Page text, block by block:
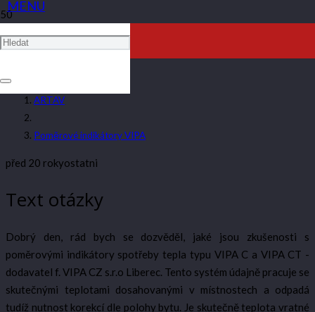
POMĚROVÉ INDIKÁTORY
ARTAV
Poměrové indikátory VIPA
před 20 rokyostatni
Text otázky
Dobrý den, rád bych se dozvěděl, jaké jsou zkušenosti s
poměrovými indikátory spotřeby tepla typu VIPA C a VIPA CT -
dodavatel f. VIPA CZ s.r.o Liberec. Tento systém údajně pracuje se
skutečnými teplotami dosahovanými v místnostech a odpadá
tudíž nutnost korekcí dle polohy bytu. Je skutečně teplota vratné